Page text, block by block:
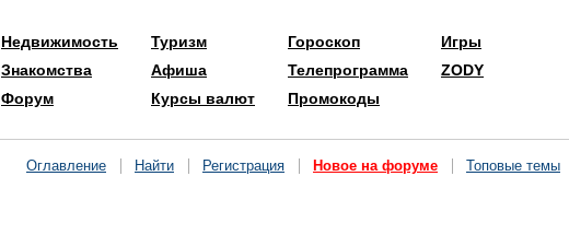
Недвижимость
Знакомства
Форум
Туризм
Афиша
Курсы валют
Гороскоп
Телепрограмма
Промокоды
Игры
ZODY
Оглавление Найти Регистрация Новое на форуме Топовые темы